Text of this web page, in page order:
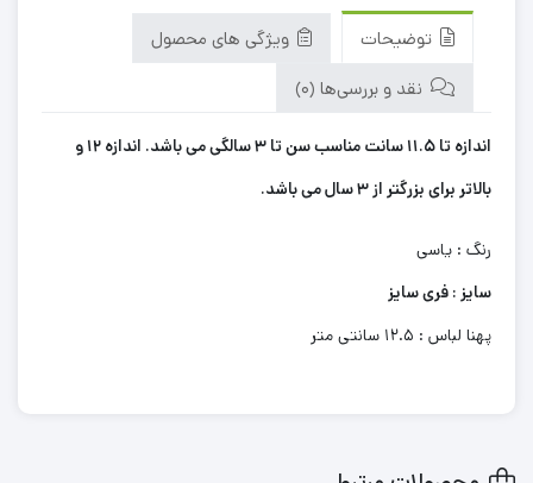
توضیحات
ویژگی های محصول
نقد و بررسی‌ها (0)
اندازه تا 11.5 سانت مناسب سن تا 3 سالگی می باشد. اندازه 12 و
بالاتر برای بزرگتر از 3 سال می باشد.
رنگ : یاسی
سایز : فری سایز
پهنا لباس : 12.5 سانتی متر